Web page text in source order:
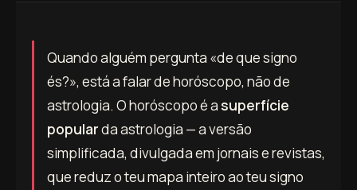
Quando alguém pergunta «de que signo
és?», está a falar de horóscopo, não de
astrologia. O horóscopo é asuperfície
popularda astrologia — a versão
simplificada, divulgada em jornais e revistas,
que reduz o teu mapa inteiro ao teu signo